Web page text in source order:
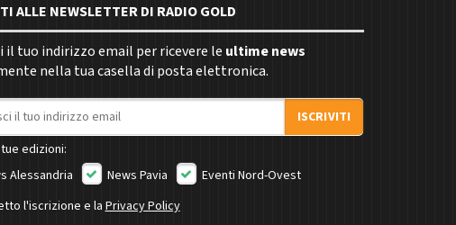
ALLE NEWSLETTER DI RADIO GOLD
il tuo indirizzo email per ricevere le ultime news
nella tua casella di posta elettronica.
email
ISCRIVITI
edizioni:
Alessandria
News Pavia
Eventi Nord-Ovest
l'iscrizione e laPrivacy Policy